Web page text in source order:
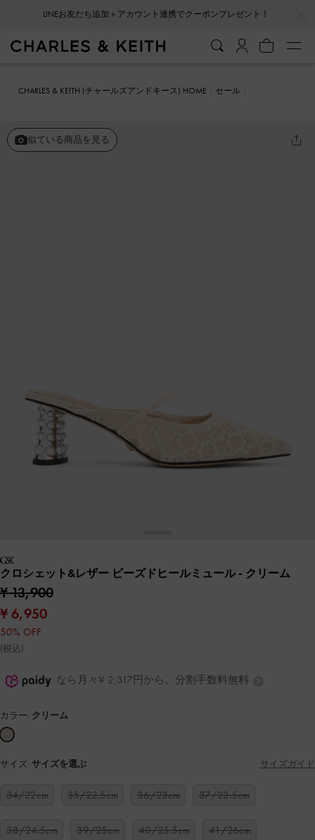
LINEお友だち追加＋アカウント連携でクーポンプレゼント！
CHARLES & KEITH (チャールズアンドキース) HOME
セール
似ている商品を見る
クロシェット&レザー ビーズドヒールミュール- クリーム
¥ 13,900
¥ 6,950
50% OFF
(税込)
なら月々¥ 2,317円から。分割手数料無料
カラー: クリーム
サイズ: サイズを選ぶ サイズガイド
34/22cm 35/22.5cm 36/23cm 37/23.5cm
38/24.5cm 39/25cm 40/25.5cm 41/26cm